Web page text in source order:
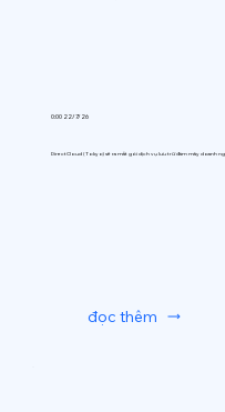
0:00 22/7/26
DirectCloud (Tokyo) sẽ ra mắt gói dịch vụ lưu trữ đám mây doanh
đọc thêm